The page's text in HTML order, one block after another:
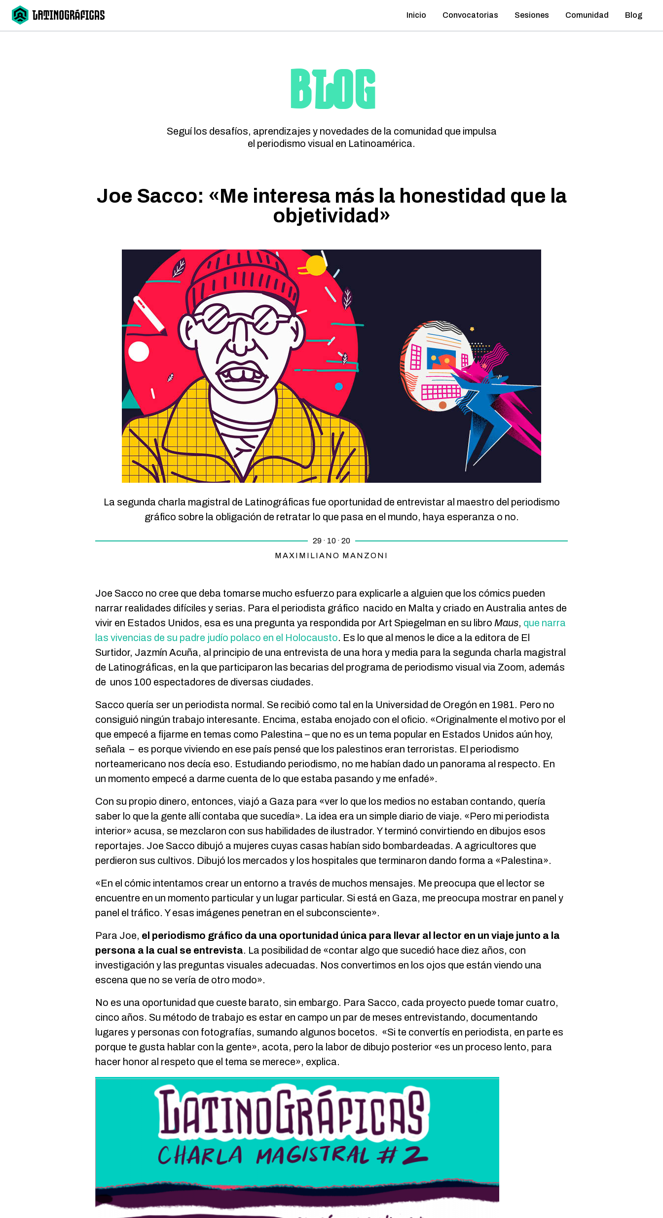
Inicio Convocatorias Sesiones Comunidad Blog
BLOG
Seguí los desafíos, aprendizajes y novedades de la comunidad que impulsa
el periodismo visual en Latinoamérica.
Joe Sacco: «Me interesa más la honestidad que la
objetividad»
La segunda charla magistral de Latinográficas fue oportunidad de entrevistar al maestro del periodismo
gráfico sobre la obligación de retratar lo que pasa en el mundo, haya esperanza o no.
29 · 10 · 20
MAXIMILIANO MANZONI
Joe Sacco no cree que deba tomarse mucho esfuerzo para explicarle a alguien que los cómics pueden
narrar realidades difíciles y serias. Para el periodista gráfico nacido en Malta y criado en Australia antes de
vivir en Estados Unidos, esa es una pregunta ya respondida por Art Spiegelman en su libro Maus, que narra
las vivencias de su padre judío polaco en el Holocausto. Es lo que al menos le dice a la editora de El
Surtidor, Jazmín Acuña, al principio de una entrevista de una hora y media para la segunda charla magistral
de Latinográficas, en la que participaron las becarias del programa de periodismo visual via Zoom, además
de unos 100 espectadores de diversas ciudades.
Sacco quería ser un periodista normal. Se recibió como tal en la Universidad de Oregón en 1981. Pero no
consiguió ningún trabajo interesante. Encima, estaba enojado con el oficio. «Originalmente el motivo por el
que empecé a fijarme en temas como Palestina – que no es un tema popular en Estados Unidos aún hoy,
señala – es porque viviendo en ese país pensé que los palestinos eran terroristas. El periodismo
norteamericano nos decía eso. Estudiando periodismo, no me habían dado un panorama al respecto. En
un momento empecé a darme cuenta de lo que estaba pasando y me enfadé».
Con su propio dinero, entonces, viajó a Gaza para «ver lo que los medios no estaban contando, quería
saber lo que la gente allí contaba que sucedía». La idea era un simple diario de viaje. «Pero mi periodista
interior» acusa, se mezclaron con sus habilidades de ilustrador. Y terminó convirtiendo en dibujos esos
reportajes. Joe Sacco dibujó a mujeres cuyas casas habían sido bombardeadas. A agricultores que
perdieron sus cultivos. Dibujó los mercados y los hospitales que terminaron dando forma a «Palestina».
«En el cómic intentamos crear un entorno a través de muchos mensajes. Me preocupa que el lector se
encuentre en un momento particular y un lugar particular. Si está en Gaza, me preocupa mostrar en panel y
panel el tráfico. Y esas imágenes penetran en el subconsciente».
Para Joe, el periodismo gráfico da una oportunidad única para llevar al lector en un viaje junto a la
persona a la cual se entrevista. La posibilidad de «contar algo que sucedió hace diez años, con
investigación y las preguntas visuales adecuadas. Nos convertimos en los ojos que están viendo una
escena que no se vería de otro modo».
No es una oportunidad que cueste barato, sin embargo. Para Sacco, cada proyecto puede tomar cuatro,
cinco años. Su método de trabajo es estar en campo un par de meses entrevistando, documentando
lugares y personas con fotografías, sumando algunos bocetos. «Si te convertís en periodista, en parte es
porque te gusta hablar con la gente», acota, pero la labor de dibujo posterior «es un proceso lento, para
hacer honor al respeto que el tema se merece», explica.